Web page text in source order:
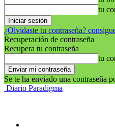
tu
¿Olvidaste tu contraseña?
Recuperación de contraseña
Recupera tu contraseña
tu
Se te ha enviado una contraseña
Diario Paradigma